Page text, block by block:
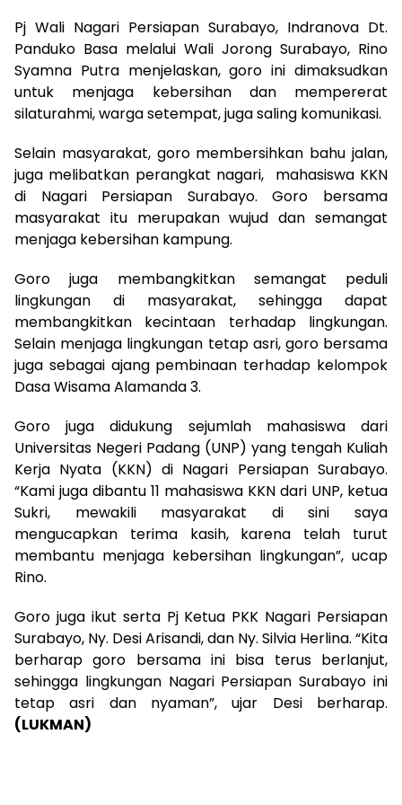
Pj Wali Nagari Persiapan Surabayo, Indranova Dt.
Panduko Basa melalui Wali Jorong Surabayo, Rino
Syamna Putra menjelaskan, goro ini dimaksudkan
untuk menjaga kebersihan dan mempererat
silaturahmi, warga setempat, juga saling komunikasi.
Selain masyarakat, goro membersihkan bahu jalan,
juga melibatkan perangkat nagari, mahasiswa KKN
di Nagari Persiapan Surabayo. Goro bersama
masyarakat itu merupakan wujud dan semangat
menjaga kebersihan kampung.
Goro juga membangkitkan semangat peduli
lingkungan di masyarakat, sehingga dapat
membangkitkan kecintaan terhadap lingkungan.
Selain menjaga lingkungan tetap asri, goro bersama
juga sebagai ajang pembinaan terhadap kelompok
Dasa Wisama Alamanda 3.
Goro juga didukung sejumlah mahasiswa dari
Universitas Negeri Padang (UNP) yang tengah Kuliah
Kerja Nyata (KKN) di Nagari Persiapan Surabayo.
“Kami juga dibantu 11 mahasiswa KKN dari UNP, ketua
Sukri, mewakili masyarakat di sini saya
mengucapkan terima kasih, karena telah turut
membantu menjaga kebersihan lingkungan”, ucap
Rino.
Goro juga ikut serta Pj Ketua PKK Nagari Persiapan
Surabayo, Ny. Desi Arisandi, dan Ny. Silvia Herlina. “Kita
berharap goro bersama ini bisa terus berlanjut,
sehingga lingkungan Nagari Persiapan Surabayo ini
tetap asri dan nyaman”, ujar Desi berharap.
(LUKMAN)